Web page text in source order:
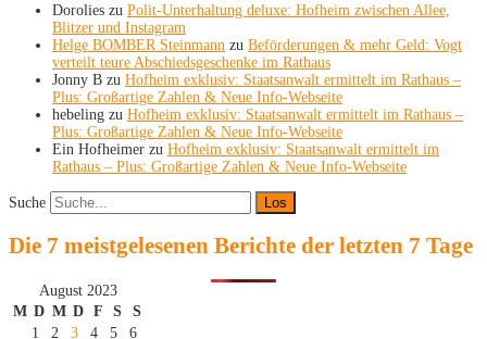
Dorolies zu Polit-Unterhaltung deluxe: Hofheim zwischen Allee,
Blitzer und Instagram
Helge BOMBER Steinmann zu Beförderungen & mehr Geld: Vogt
verteilt teure Abschiedsgeschenke im Rathaus
Jonny B zu Hofheim exklusiv: Staatsanwalt ermittelt im Rathaus –
Plus: Großartige Zahlen & Neue Info-Webseite
hebeling zu Hofheim exklusiv: Staatsanwalt ermittelt im Rathaus –
Plus: Großartige Zahlen & Neue Info-Webseite
Ein Hofheimer zu Hofheim exklusiv: Staatsanwalt ermittelt im
Rathaus – Plus: Großartige Zahlen & Neue Info-Webseite
Suche
Die 7 meistgelesenen Berichte der letzten 7 Tage
August 2023
M D M D F S
S
1
2 3 4 5
6